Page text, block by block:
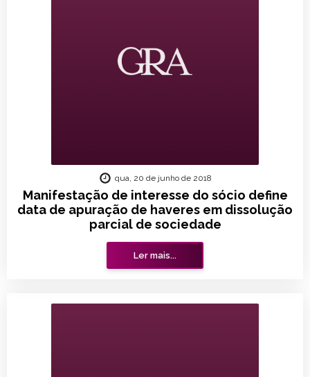
Manifestação de interesse do sócio define
data de apuração de haveres em dissolução
parcial de sociedade
qua, 20 de junho de 2018
Ler mais...